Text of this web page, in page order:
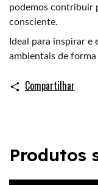
podemos contribuir
consciente.
Ideal para inspirar e
ambientais de
Compartilhar
Produtos